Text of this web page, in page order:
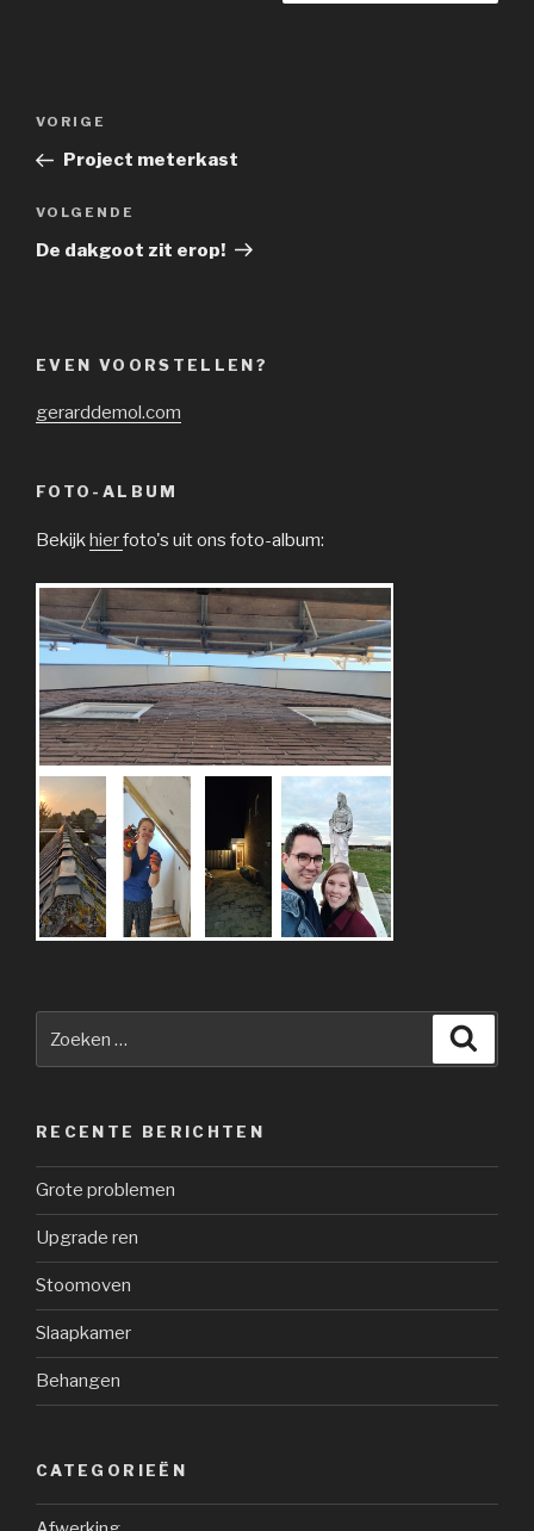
Vorig
bericht
VORIGE
Project meterkast
Volgend
bericht
VOLGENDE
De dakgoot zit erop!
EVEN VOORSTELLEN?
gerarddemol.com
FOTO-ALBUM
Bekijkhierfoto's uit ons foto-album:
RECENTE BERICHTEN
Grote problemen
Upgrade ren
Stoomoven
Slaapkamer
Behangen
CATEGORIEËN